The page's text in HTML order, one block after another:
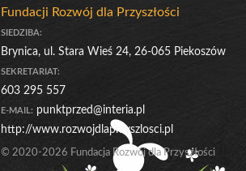
Fundacji Rozwój dla Przyszłości
SIEDZIBA:
Brynica, ul. Stara Wieś 24, 26-065 Piekoszów
SEKRETARIAT:
603 295 557
E-MAIL: punktprzed@interia.pl
http://www.rozwojdlaprzyszlosci.pl
© 2020-2026 Fundacja Rozwój dla Przyszłości